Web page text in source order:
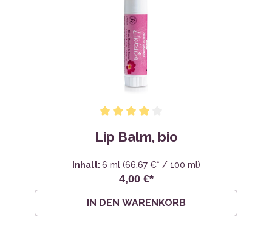
Lip Balm, bio
Inhalt: 6 ml (66,67 €* / 100 ml)
4,00 €*
IN DEN WARENKORB